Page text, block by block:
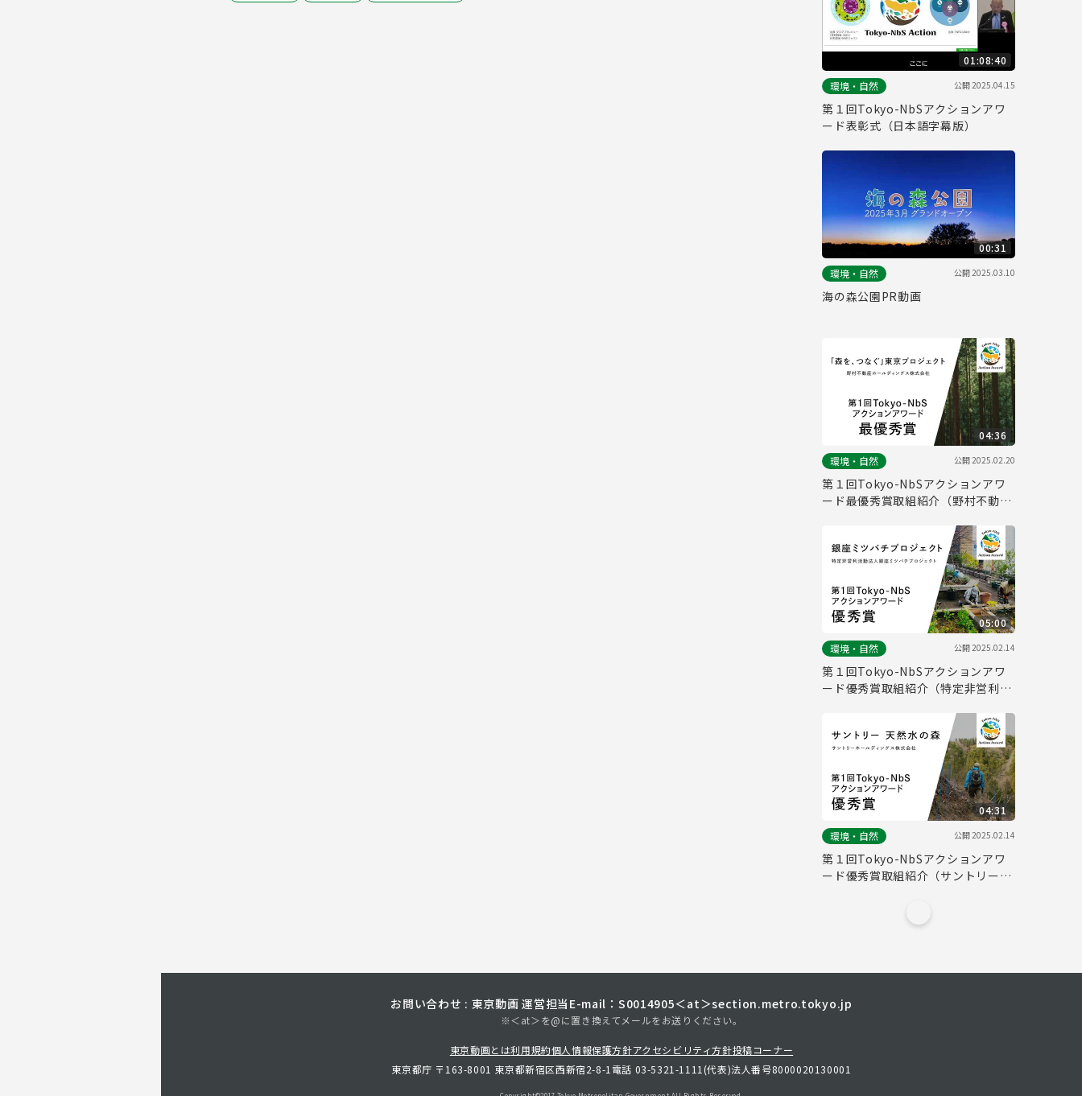
01:08:40
環境・自然
公開2025.04.15
第１回Tokyo-NbSアクションアワ
ード表彰式（日本語字幕版）
00:31
環境・自然
公開2025.03.10
海の森公園PR動画
04:36
環境・自然
公開2025.02.20
第１回Tokyo-NbSアクションアワ
ード最優秀賞取組紹介（野村不動産
05:00
環境・自然
公開2025.02.14
第１回Tokyo-NbSアクションアワ
ード優秀賞取組紹介（特定非営利活
04:31
環境・自然
公開2025.02.14
第１回Tokyo-NbSアクションアワ
ード優秀賞取組紹介（サントリーホ
お問い合わせ : 東京動画 運営担当 E-mail：S0014905＜at＞section.metro.tokyo.jp
※＜at＞を@に置き換えてメールをお送りください。
東京動画とは利用規約個人情報保護方針アクセシビリティ方針投稿コーナー
東京都庁 〒163-8001 東京都新宿区西新宿2-8-1 電話 03-5321-1111(代表)法人番号8000020130001